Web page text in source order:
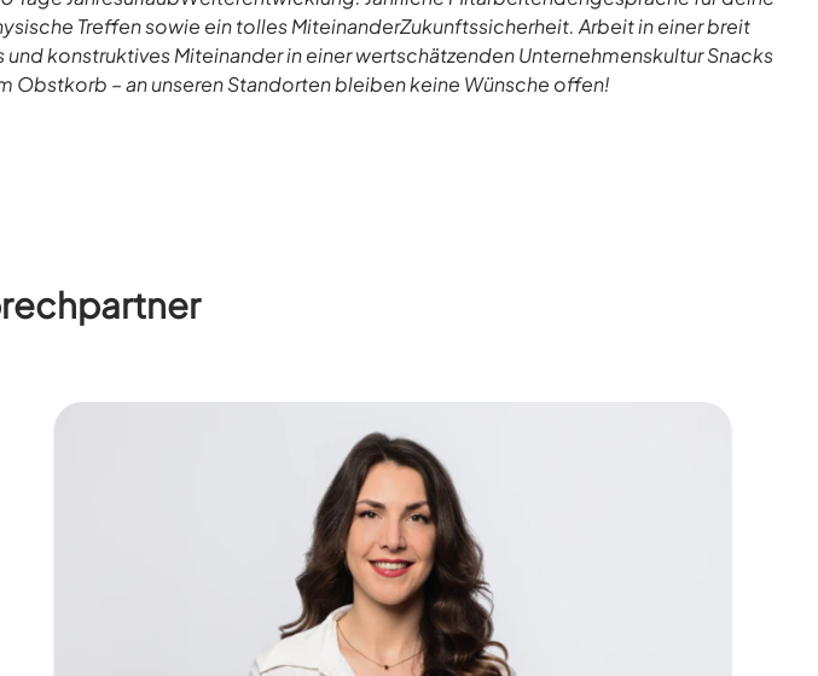
Treffen sowie ein tolles MiteinanderZukunftssicherheit. Arbeit in einer breit
konstruktives Miteinander in einer wertschätzenden Unternehmenskultur Snacks
Obstkorb – an unseren Standorten bleiben keine Wünsche offen!